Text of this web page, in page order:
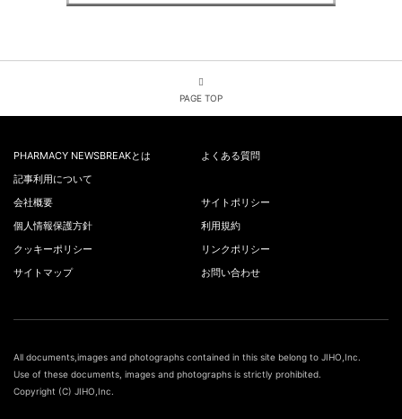
PAGE TOP
PHARMACY NEWSBREAKとは
よくある質問
記事利用について
会社概要
サイトポリシー
個人情報保護方針
利用規約
クッキーポリシー
リンクポリシー
サイトマップ
お問い合わせ
All documents,images and photographs contained in this site belong to JIHO,Inc.
Use of these documents, images and photographs is strictly prohibited.
Copyright (C) JIHO,Inc.